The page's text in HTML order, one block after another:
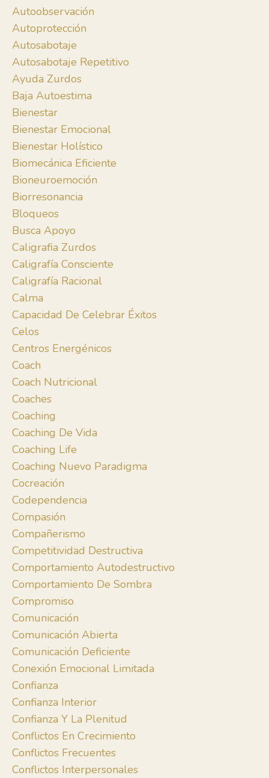
Autoobservación
Autoprotección
Autosabotaje
Autosabotaje Repetitivo
Ayuda Zurdos
Baja Autoestima
Bienestar
Bienestar Emocional
Bienestar Holístico
Biomecánica Eficiente
Bioneuroemoción
Biorresonancia
Bloqueos
Busca Apoyo
Caligrafia Zurdos
Caligrafía Consciente
Caligrafía Racional
Calma
Capacidad De Celebrar Éxitos
Celos
Centros Energénicos
Coach
Coach Nutricional
Coaches
Coaching
Coaching De Vida
Coaching Life
Coaching Nuevo Paradigma
Cocreación
Codependencia
Compasión
Compañerismo
Competitividad Destructiva
Comportamiento Autodestructivo
Comportamiento De Sombra
Compromiso
Comunicación
Comunicación Abierta
Comunicación Deficiente
Conexión Emocional Limitada
Confianza
Confianza Interior
Confianza Y La Plenitud
Conflictos En Crecimiento
Conflictos Frecuentes
Conflictos Interpersonales